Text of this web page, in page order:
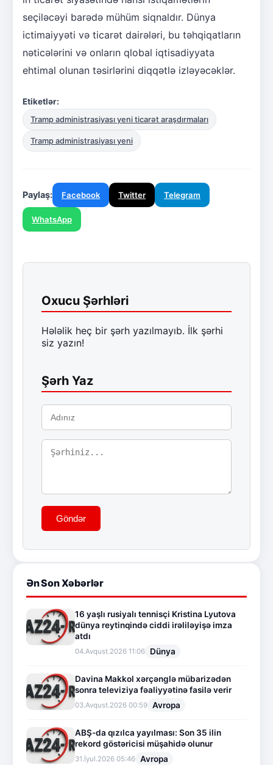
seçiləcəyi barədə mühüm siqnaldır. Dünya
ictimaiyyəti və ticarət dairələri, bu təhqiqatların
nəticələrini və onların qlobal iqtisadiyyata
ehtimal olunan təsirlərini diqqətlə izləyəcəklər.
Etiketlər:
Tramp administrasiyası yeni ticarət araşdırmaları
Tramp administrasiyası yeni
Paylaş: Facebook Twitter Telegram
WhatsApp
Oxucu Şərhləri
Hələlik heç bir şərh yazılmayıb. İlk şərhi
siz yazın!
Şərh Yaz
Göndər
Ən Son Xəbərlər
16 yaşlı rusiyalı tennisçi Kristina Lyutova
dünya reytinqində ciddi irəliləyişə imza
atdı
04.Avqust.2026 11:06 Dünya
Davina Makkol xərçənglə mübarizədən
sonra televiziya fəaliyyətinə fasilə verir
03.Avqust.2026 00:59 Avropa
ABŞ-da qızılca yayılması: Son 35 ilin
rekord göstəricisi müşahidə olunur
31.İyul.2026 05:46 Avropa